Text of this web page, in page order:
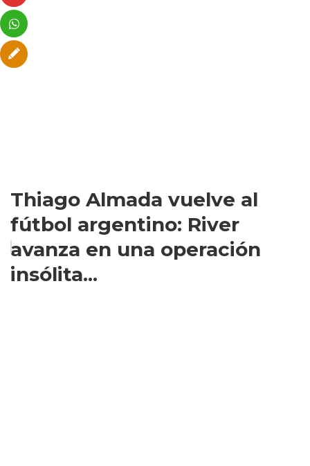
Thiago Almada vuelve al
fútbol argentino: River
avanza en una operación
insólita...